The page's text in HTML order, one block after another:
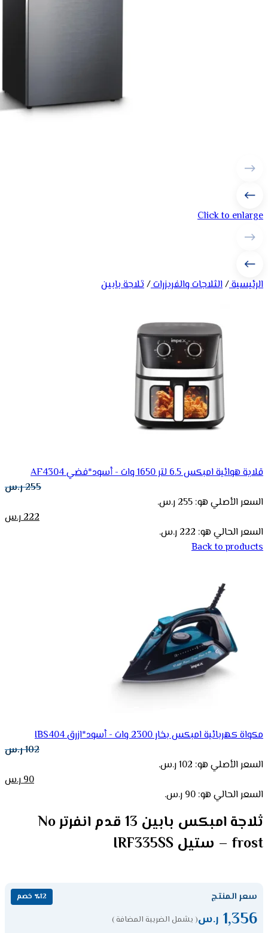
Click to enlarge
الرئيسية/الثلاجات والفريزرات/ثلاجة بابين
قلاية هوائية امبكس 6.5 لتر 1650 وات - أسود*فضي AF4304
255ر.س
السعر الأصلي هو: 255 ر.س.
222ر.س
السعر الحالي هو: 222 ر.س.
Back to products
مكواة كهربائية امبكس بخار 2300 وات - أسود*ازرق IBS404
102ر.س
السعر الأصلي هو: 102 ر.س.
90ر.س
السعر الحالي هو: 90 ر.س.
ثلاجة امبكس بابين 13 قدم انفرتر No
frost – ستيل IRF335SS
سعر المنتج ٪12 خصم
1,356 ر.س( يشمل الضريبة المضافة )